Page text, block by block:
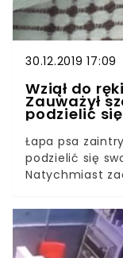
30.12.2019 17:09
Wziął do
Zauważył
podzielić
Łapa psa
podzielić się
Natychmiast
zwierząt
sprawdźcie,
naszymi